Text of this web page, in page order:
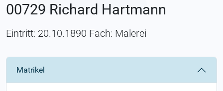
00729 Richard Hartmann
Eintritt: 20.10.1890 Fach: Malerei
Matrikel